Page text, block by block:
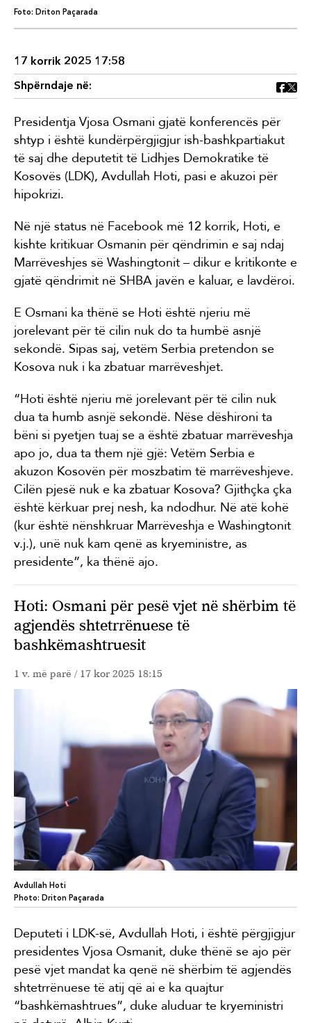
Foto: Driton Paçarada
17 korrik 2025 17:58
Shpërndaje në:
Presidentja Vjosa Osmani gjatë konferencës për
shtyp i është kundërpërgjigjur ish-bashkpartiakut
të saj dhe deputetit të Lidhjes Demokratike të
Kosovës (LDK), Avdullah Hoti, pasi e akuzoi për
hipokrizi.
Në një status në Facebook më 12 korrik, Hoti, e
kishte kritikuar Osmanin për qëndrimin e saj ndaj
Marrëveshjes së Washingtonit – dikur e kritikonte e
gjatë qëndrimit në SHBA javën e kaluar, e lavdëroi.
E Osmani ka thënë se Hoti është njeriu më
jorelevant për të cilin nuk do ta humbë asnjë
sekondë. Sipas saj, vetëm Serbia pretendon se
Kosova nuk i ka zbatuar marrëveshjet.
“Hoti është njeriu më jorelevant për të cilin nuk
dua ta humb asnjë sekondë. Nëse dëshironi ta
bëni si pyetjen tuaj se a është zbatuar marrëveshja
apo jo, dua ta them një gjë: Vetëm Serbia e
akuzon Kosovën për moszbatim të marrëveshjeve.
Cilën pjesë nuk e ka zbatuar Kosova? Gjithçka çka
është kërkuar prej nesh, ka ndodhur. Në atë kohë
(kur është nënshkruar Marrëveshja e Washingtonit
v.j.), unë nuk kam qenë as kryeministre, as
presidente”, ka thënë ajo.
Hoti: Osmani për pesë vjet në shërbim të
agjendës shtetrrënuese të
bashkëmashtruesit
1 v. më parë / 17 kor 2025 18:15
Avdullah Hoti
Photo: Driton Paçarada
Deputeti i LDK-së, Avdullah Hoti, i është përgjigjur
presidentes Vjosa Osmanit, duke thënë se ajo për
pesë vjet mandat ka qenë në shërbim të agjendës
shtetrrënuese të atij që ai e ka quajtur
“bashkëmashtrues”, duke aluduar te kryeministri